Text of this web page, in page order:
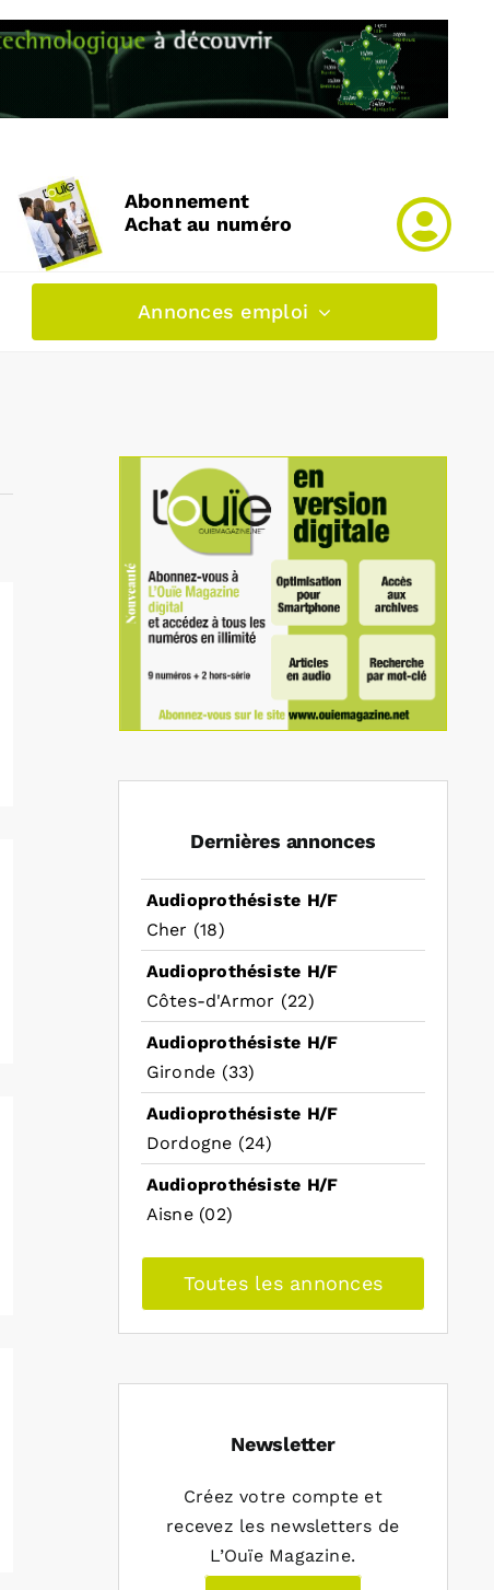
Abonnement
Achat au numéro
Annonces emploi
Dernières annonces
Audioprothésiste H/F
Cher (18)
Audioprothésiste H/F
Côtes-d'Armor (22)
Audioprothésiste H/F
Gironde (33)
Audioprothésiste H/F
Dordogne (24)
Audioprothésiste H/F
Aisne (02)
Toutes les annonces
Newsletter
Créez votre compte et
recevez les newsletters de
L’Ouïe Magazine.